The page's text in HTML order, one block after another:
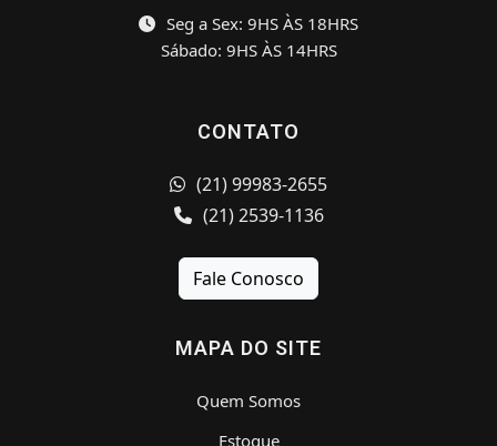
Seg a Sex: 9HS ÀS 18HRS
Sábado: 9HS ÀS 14HRS
CONTATO
(21) 99983-2655
(21) 2539-1136
Fale Conosco
MAPA DO SITE
Quem Somos
Estoque